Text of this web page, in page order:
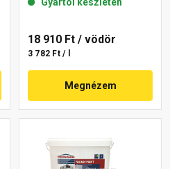
Gyártói készleten
18 910 Ft / vödör
3 782 Ft / l
Megnézem